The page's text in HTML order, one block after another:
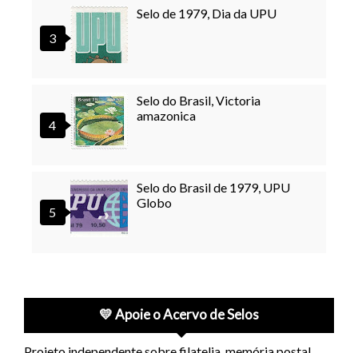
Selo de 1979, Dia da UPU
Selo do Brasil, Victoria
amazonica
Selo do Brasil de 1979, UPU
Globo
💛 Apoie o Acervo de Selos